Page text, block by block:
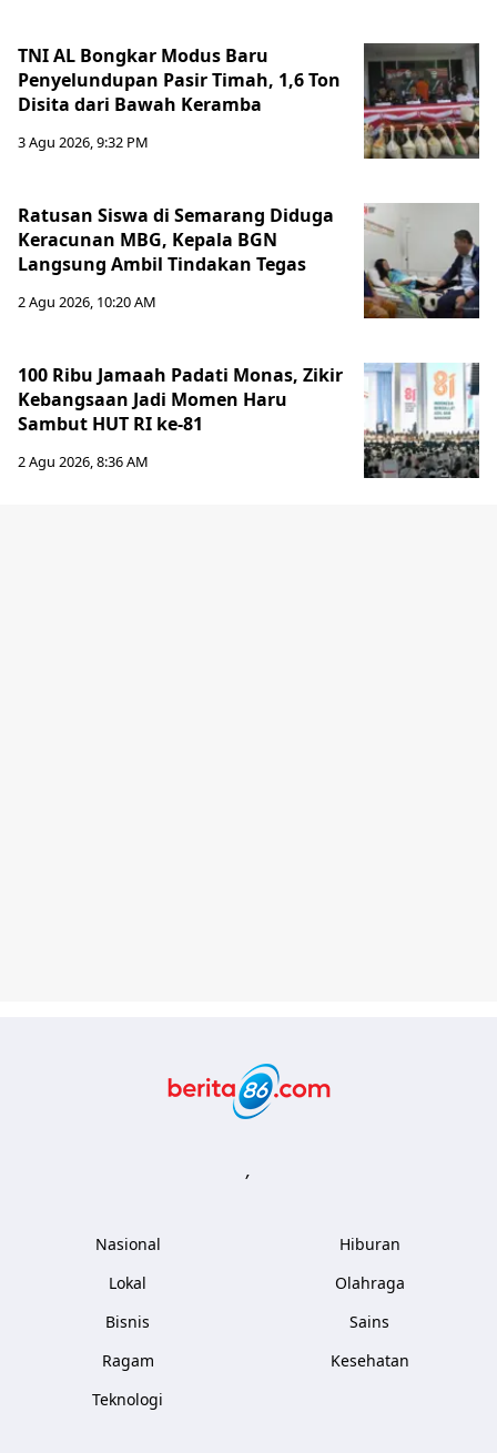
TNI AL Bongkar Modus Baru
Penyelundupan Pasir Timah, 1,6 Ton
Disita dari Bawah Keramba
3 Agu 2026, 9:32 PM
Ratusan Siswa di Semarang Diduga
Keracunan MBG, Kepala BGN
Langsung Ambil Tindakan Tegas
2 Agu 2026, 10:20 AM
100 Ribu Jamaah Padati Monas, Zikir
Kebangsaan Jadi Momen Haru
Sambut HUT RI ke-81
2 Agu 2026, 8:36 AM
,
Nasional
Lokal
Bisnis
Ragam
Teknologi
Hiburan
Olahraga
Sains
Kesehatan